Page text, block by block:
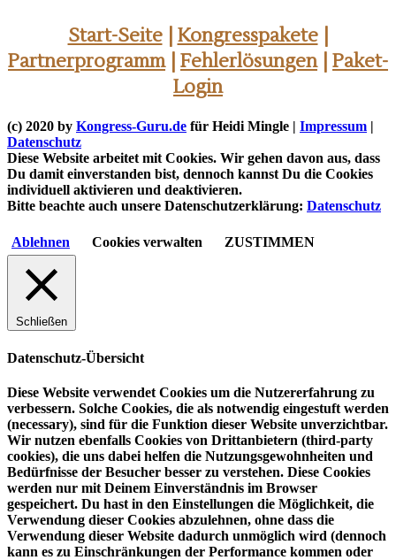
Start-Seite| Kongresspakete|
Partnerprogramm| Fehlerlösungen| Paket-
Login
(c) 2020 by Kongress-Guru.de für Heidi Mingle | Impressum |
Datenschutz
Diese Website arbeitet mit Cookies. Wir gehen davon aus, dass
Du damit einverstanden bist, dennoch kannst Du die Cookies
individuell aktivieren und deaktivieren.
Bitte beachte auch unsere Datenschutzerklärung: Datenschutz
Ablehnen Cookies verwalten ZUSTIMMEN
Schließen
Datenschutz-Übersicht
Diese Website verwendet Cookies um die Nutzererfahrung zu
verbessern. Solche Cookies, die als notwendig eingestuft werden
(necessary), sind für die Funktion dieser Website unverzichtbar.
Wir nutzen ebenfalls Cookies von Drittanbietern (third-party
cookies), die uns dabei helfen die Nutzungsgewohnheiten und
Bedürfnisse der Besucher besser zu verstehen. Diese Cookies
werden nur mit Deinem Einverständnis im Browser
gespeichert. Du hast in den Einstellungen die Möglichkeit, die
Verwendung dieser Cookies abzulehnen, ohne dass die
Verwendung dieser Website dadurch unmöglich wird (dennoch
kann es zu Einschränkungen der Performance kommen oder